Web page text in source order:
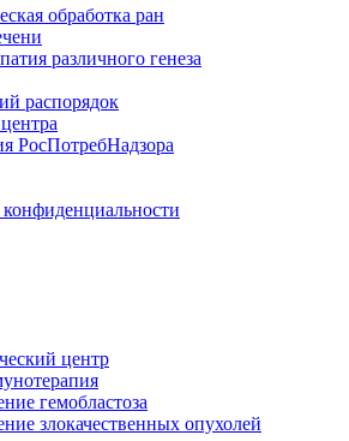
обработка ран
различного генеза
распорядок
РосПотребНадзора
центр
гемобластоза
злокачественных опухолей